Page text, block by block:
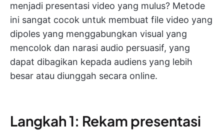
menjadi presentasi video yang mulus? Metode
ini sangat cocok untuk membuat file video yang
dipoles yang menggabungkan visual yang
mencolok dan narasi audio persuasif, yang
dapat dibagikan kepada audiens yang lebih
besar atau diunggah secara online.
Langkah 1: Rekam presentasi